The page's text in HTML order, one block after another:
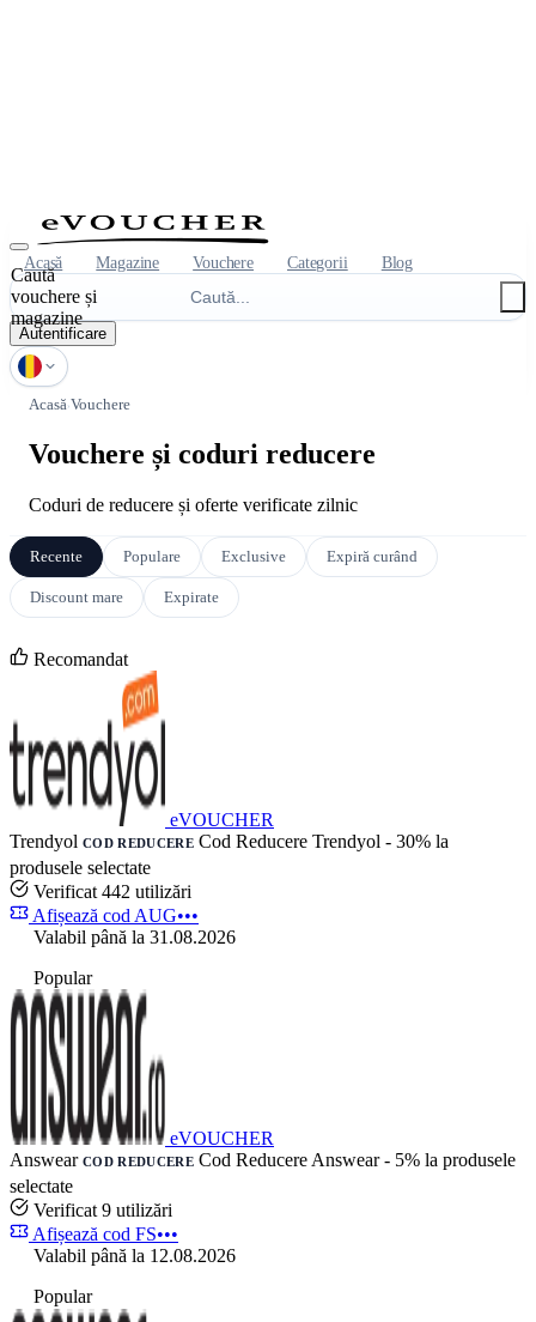
Acasă Magazine Vouchere Categorii Blog
Caută
vouchere și
magazine
Autentificare
Acasă Vouchere
Vouchere și coduri reducere
Coduri de reducere și oferte verificate zilnic
Recente Populare Exclusive Expiră curând
Discount mare Expirate
Recomandat
eVOUCHER
Trendyol COD REDUCERE Cod Reducere Trendyol - 30% la
produsele selectate
Verificat 442 utilizări
Afișează cod AUG•••
Valabil până la 31.08.2026
Popular
eVOUCHER
Answear COD REDUCERE Cod Reducere Answear - 5% la produsele
selectate
Verificat 9 utilizări
Afișează cod FS•••
Valabil până la 12.08.2026
Popular